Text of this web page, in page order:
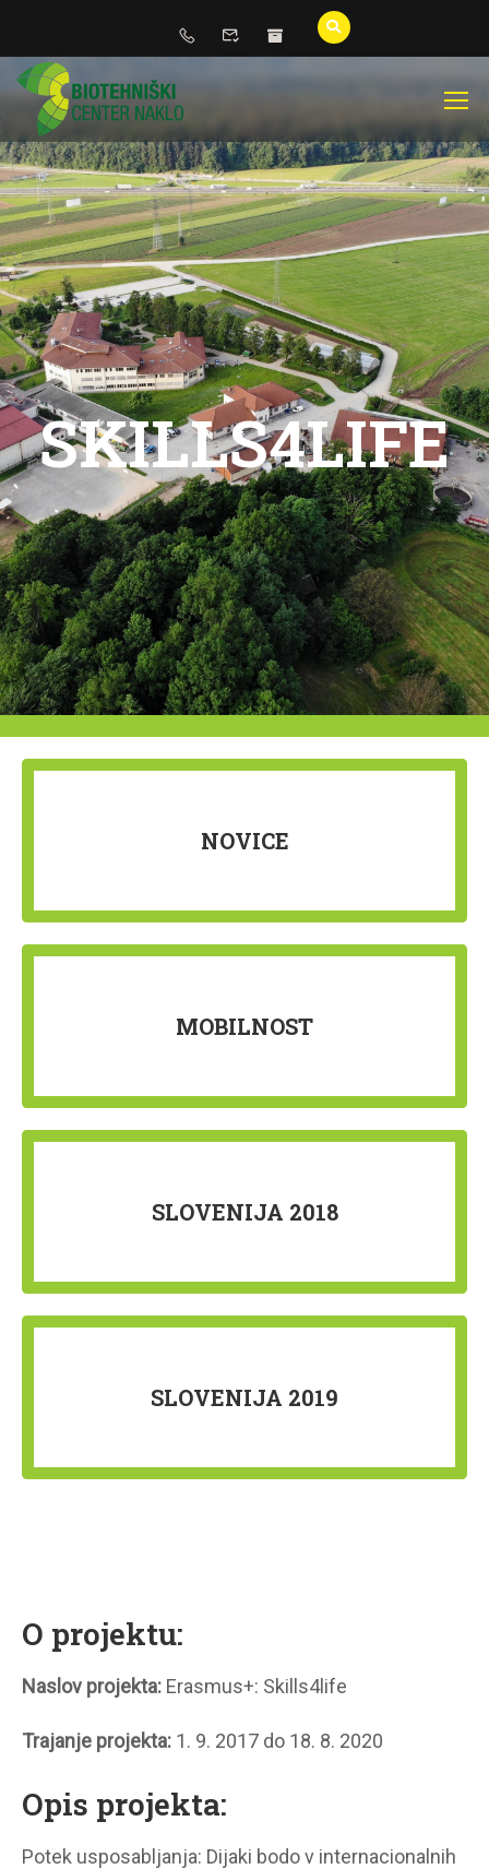
SKILLS4LIFE
NOVICE
OGLED ČLANKA
MOBILNOST
PREBERI VEČ
SLOVENIJA 2018
PREBERI VEČ
SLOVENIJA 2019
PREBERI VEČ
O projektu:
Naslov projekta: Erasmus+: Skills4life
Trajanje projekta: 1. 9. 2017 do 18. 8. 2020
Opis projekta:
Potek usposabljanja: Dijaki bodo v internacionalnih